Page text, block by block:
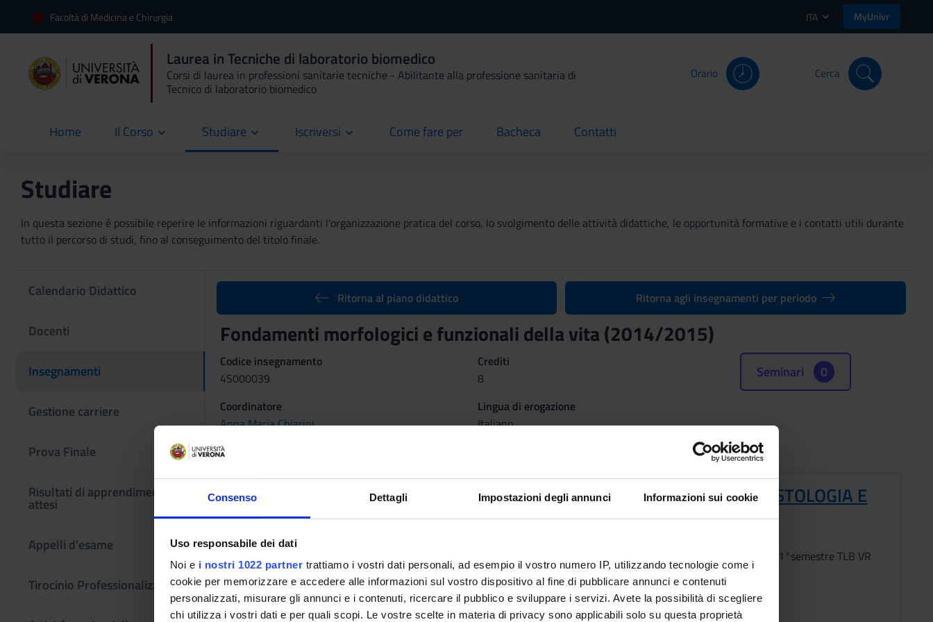
Consenso Dettagli Impostazioni degli annunci Informazioni sui cookie
Uso responsabile dei dati
Noi e i nostri 1022 partner trattiamo i vostri dati personali, ad esempio il vostro numero IP, utilizzando tecnologie come i
cookie per memorizzare e accedere alle informazioni sul vostro dispositivo al fine di pubblicare annunci e contenuti
personalizzati, misurare gli annunci e i contenuti, ricercare il pubblico e sviluppare i servizi. Avete la possibilità di scegliere
chi utilizza i vostri dati e per quali scopi. Le vostre scelte in materia di privacy sono applicabili solo su questa proprietà
Facoltà di Medicina e Chirurgia ITA MyUnivr
Laurea in Tecniche di laboratorio biomedico
Corsi di laurea in professioni sanitarie tecniche - Abilitante alla professione sanitaria di
Tecnico di laboratorio biomedico
Orario Cerca
Home
current Il Corso Studiare Iscriversi Come fare per
current Bacheca
current Contatti
current
Studiare
In questa sezione è possibile reperire le informazioni riguardanti l'organizzazione pratica del corso, lo svolgimento delle attività didattiche, le opportunità formative e i contatti utili durante
tutto il percorso di studi, fino al conseguimento del titolo finale.
Calendario Didattico
Docenti
Insegnamenti
Gestione carriere
Prova Finale
Risultati di apprendimento
attesi
Appelli d'esame
Tirocinio Professionalizzante
Ritorna al piano didattico Ritorna agli insegnamenti per periodo
Fondamenti morfologici e funzionali della vita (2014/2015)
Codice insegnamento
4S000039
Crediti
8
Coordinatore
Anna Maria Chiarini
Lingua di erogazione
Italiano
Seminari 0
L'insegnamento è organizzato come segue:
FISIOLOGIA
Crediti
3
Periodo
Docenti
Roberto Poltronieri
METODI E TECNICHE DI ISTOLOGIA E
ANATOMIA
1°anno 1°semestre TLB VR
Docenti
Alessandro Sorio